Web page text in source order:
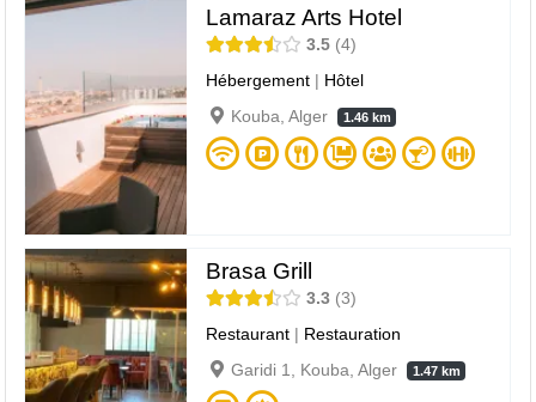
Lamaraz Arts Hotel
3.5 4
Hébergement | Hôtel
Kouba, Alger
1.46 km
Brasa Grill
3.3 3
Restaurant | Restauration
Garidi 1, Kouba, Alger
1.47 km